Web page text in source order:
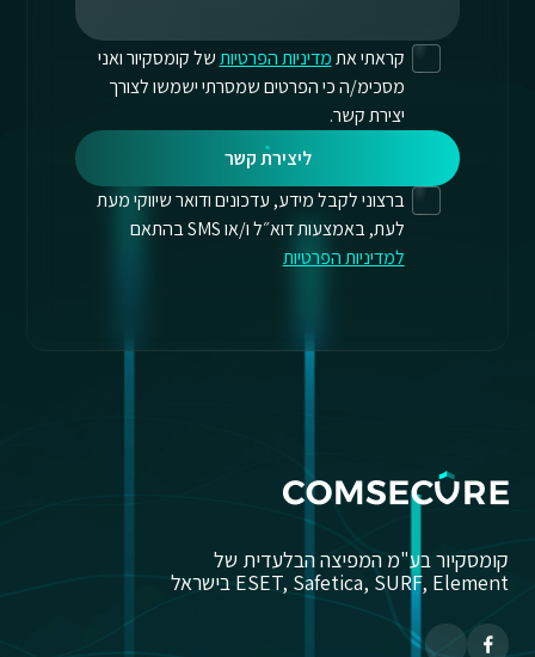
קראתי אתמדיניות הפרטיותשל קומסקיור ואני
מסכימ/ה כי הפרטים שמסרתי ישמשו לצורך
יצירת קשר.
ליצירת קשר
ברצוני לקבל מידע, עדכונים ודואר שיווקי מעת
לעת, באמצעות דוא״ל ו/או SMS בהתאם
למדיניות הפרטיות
קומסקיור בע"מ המפיצה הבלעדית של
ESET, Safetica, SURF, Element בישראל